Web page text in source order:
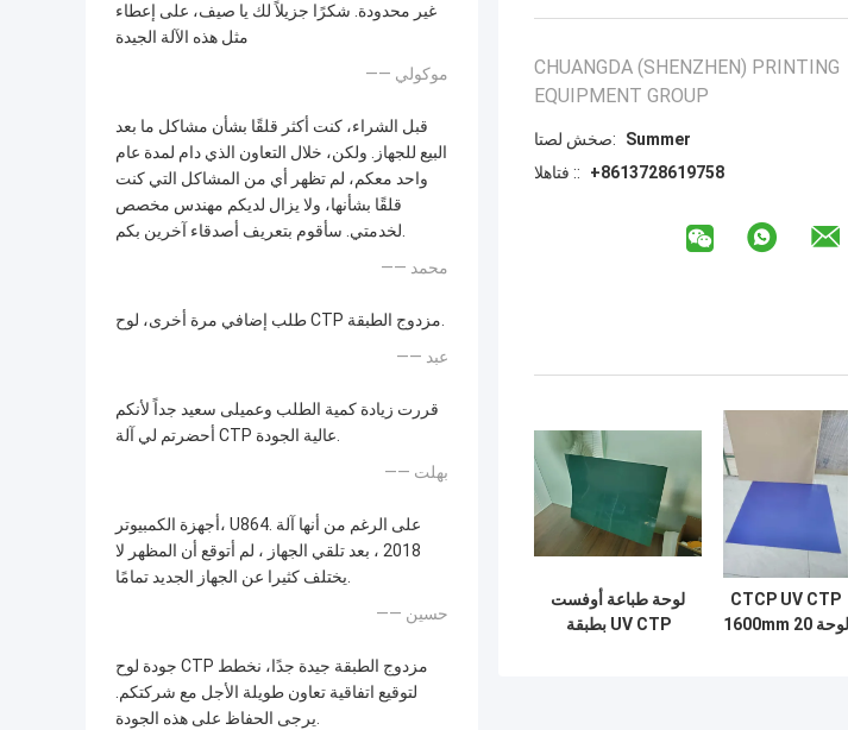
غير محدودة. شكرًا جزيلاً لك يا صيف، على إعطاء
مثل هذه الآلة الجيدة
—— موكولي
قبل الشراء، كنت أكثر قلقًا بشأن مشاكل ما بعد
البيع للجهاز. ولكن، خلال التعاون الذي دام لمدة عام
واحد معكم، لم تظهر أي من المشاكل التي كنت
قلقًا بشأنها، ولا يزال لديكم مهندس مخصص
لخدمتي. سأقوم بتعريف أصدقاء آخرين بكم.
—— محمد
طلب إضافي مرة أخرى، لوح CTP مزدوج الطبقة.
—— عبد
قررت زيادة كمية الطلب وعميلى سعيد جداً لأنكم
أحضرتم لي آلة CTP عالية الجودة.
—— بهلت
أجهزة الكمبيوتر، U864. على الرغم من أنها آلة
2018 ، بعد تلقي الجهاز ، لم أتوقع أن المظهر لا
يختلف كثيرا عن الجهاز الجديد تمامًا.
—— حسين
جودة لوح CTP مزدوج الطبقة جيدة جدًا، نخطط
لتوقيع اتفاقية تعاون طويلة الأجل مع شركتكم.
يرجى الحفاظ على هذه الجودة.
CHUANGDA (SHENZHEN) PRINTING
EQUIPMENT GROUP
اتصل شخص:
Summer
الهاتف ::
+8613728619758
CTCP UV CTP
لوحة 1600mm 20
لوحة طباعة أوفست
UV CTP بطبقة